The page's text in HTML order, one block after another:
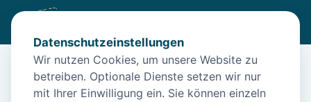
/Unterkünfte /Norden/
Nordsee-Urlaub in Norden: Backbord in Norden
Datenschutzeinstellungen
Wir nutzen Cookies, um unsere Website zu
betreiben. Optionale Dienste setzen wir nur
mit Ihrer Einwilligung ein. Sie können einzeln